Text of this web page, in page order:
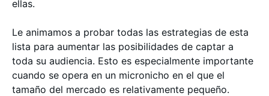
ellas.
Le animamos a probar todas las estrategias de esta
lista para aumentar las posibilidades de captar a
toda su audiencia. Esto es especialmente importante
cuando se opera en un micronicho en el que el
tamaño del mercado es relativamente pequeño.